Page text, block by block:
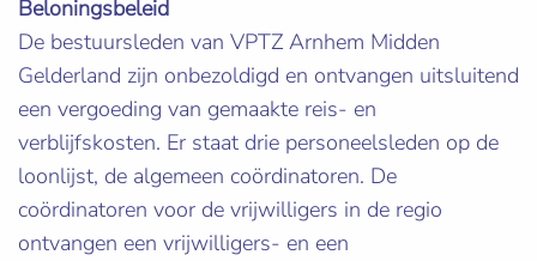
Beloningsbeleid
De bestuursleden van VPTZ Arnhem Midden
Gelderland zijn onbezoldigd en ontvangen uitsluitend
een vergoeding van gemaakte reis- en
verblijfskosten. Er staat drie personeelsleden op de
loonlijst, de algemeen coördinatoren. De
coördinatoren voor de vrijwilligers in de regio
ontvangen een vrijwilligers- en een